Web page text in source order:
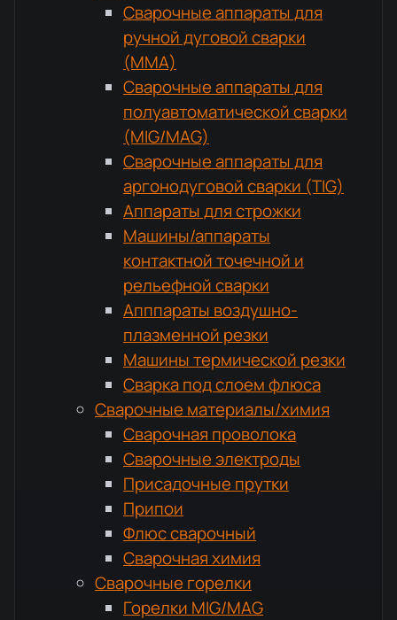
Сварочные аппараты для
ручной дуговой сварки
(MMA)
Сварочные аппараты для
полуавтоматической сварки
(MIG/MAG)
Сварочные аппараты для
аргонодуговой сварки (TIG)
Аппараты для строжки
Машины/аппараты
контактной точечной и
рельефной сварки
Апппараты воздушно-
плазменной резки
Машины термической резки
Сварка под слоем флюса
Сварочные материалы/химия
Сварочная проволока
Сварочные электроды
Присадочные прутки
Припои
Флюс сварочный
Сварочная химия
Сварочные горелки
Горелки MIG/MAG